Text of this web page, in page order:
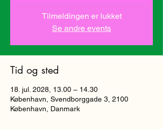
Tilmeldingen er lukket
Se andre events
Tid og sted
18. jul. 2028, 13.00 – 14.30
København, Svendborggade 3, 2100
København, Danmark